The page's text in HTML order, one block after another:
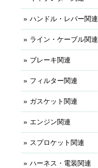
ハンドル・レバー関連
ライン・ケーブル関連
ブレーキ関連
フィルター関連
ガスケット関連
エンジン関連
スプロケット関連
ハーネス・電装関連